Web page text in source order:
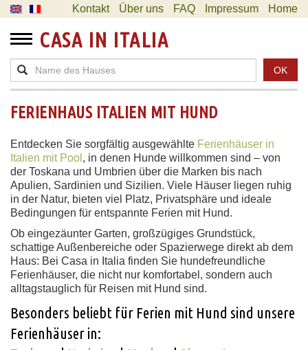
Kontakt Über uns FAQ Impressum Home
CASA IN ITALIA
OK
FERIENHAUS ITALIEN MIT HUND
Entdecken Sie sorgfältig ausgewählte Ferienhäuser in
Italien mit Pool , in denen Hunde willkommen sind – von
der Toskana und Umbrien über die Marken bis nach
Apulien, Sardinien und Sizilien. Viele Häuser liegen ruhig
in der Natur, bieten viel Platz, Privatsphäre und ideale
Bedingungen für entspannte Ferien mit Hund.
Ob eingezäunter Garten, großzügiges Grundstück,
schattige Außenbereiche oder Spazierwege direkt ab dem
Haus: Bei Casa in Italia finden Sie hundefreundliche
Ferienhäuser, die nicht nur komfortabel, sondern auch
alltagstauglich für Reisen mit Hund sind.
Besonders beliebt für Ferien mit Hund sind unsere
Ferienhäuser in: